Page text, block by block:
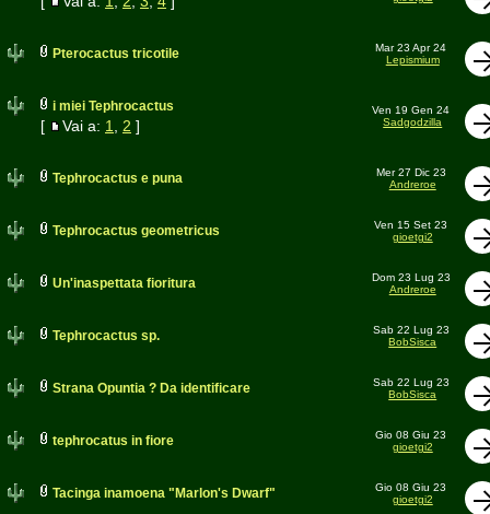
Pterocactus tricotile
Mar 23 Apr 24
Lepismium
i miei Tephrocactus
[ Vai a: 1 2 ]
Ven 19 Gen 24
Sadgodzilla
Tephrocactus e puna
Mer 27 Dic 23
Andreroe
Tephrocactus geometricus
Ven 15 Set 23
gioetgi2
Un'inaspettata fioritura
Dom 23 Lug 23
Andreroe
Tephrocactus sp.
Sab 22 Lug 23
BobSisca
Strana Opuntia ? Da identificare
Sab 22 Lug 23
BobSisca
tephrocatus in fiore
Gio 08 Giu 23
gioetgi2
Tacinga inamoena "Marlon's Dwarf"
Gio 08 Giu 23
gioetgi2